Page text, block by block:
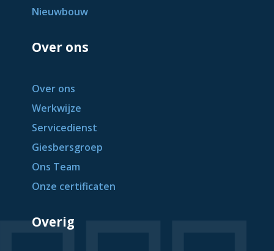
Nieuwbouw
Over ons
Over ons
Werkwijze
Servicedienst
Giesbersgroep
Ons Team
Onze certificaten
Overig